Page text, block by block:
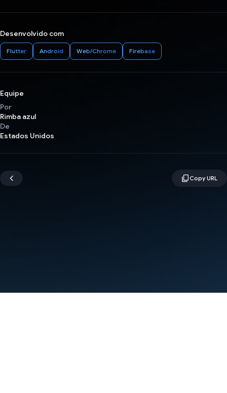
Desenvolvido com
Flutter Android Web/Chrome Firebase
Equipe
Por
Rimba azul
De
Estados Unidos